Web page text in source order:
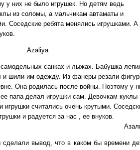
у них не было игрушек. Но детям ведь
из соломы, а мальчикам автаматы и
Соседские ребята менялись игрушками. А
санках и лыжах. Бабушка
и шили им одежду. Из фанеры резали
Она родилась после войны. Поэтому у
папа делал игрушки сам. Девочкам куклы
считались очень крутыми.
игрушки и радуется за нас , ее
вывод, что в каком бы времени